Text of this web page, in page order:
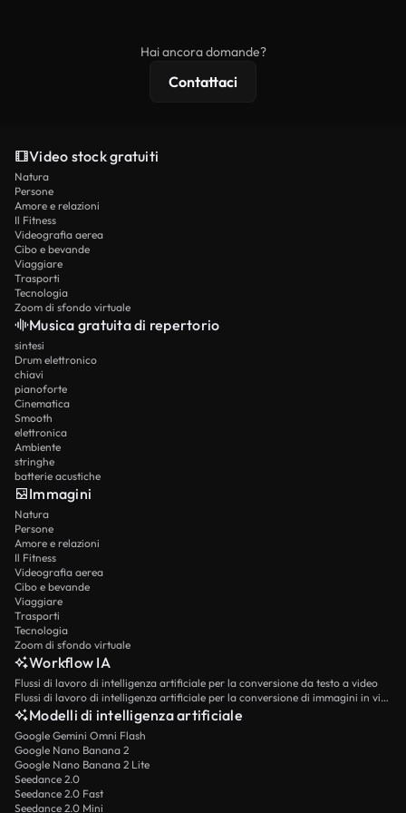
Hai ancora domande?
Contattaci
Video stock gratuiti
Natura
Persone
Amore e relazioni
Il Fitness
Videografia aerea
Cibo e bevande
Viaggiare
Trasporti
Tecnologia
Zoom di sfondo virtuale
Musica gratuita di repertorio
sintesi
Drum elettronico
chiavi
pianoforte
Cinematica
Smooth
elettronica
Ambiente
stringhe
batterie acustiche
Immagini
Natura
Persone
Amore e relazioni
Il Fitness
Videografia aerea
Cibo e bevande
Viaggiare
Trasporti
Tecnologia
Zoom di sfondo virtuale
Workflow IA
Flussi di lavoro di intelligenza artificiale per la conversione da testo a video
Flussi di lavoro di intelligenza artificiale per la conversione di immagini in video
Modelli di intelligenza artificiale
Google Gemini Omni Flash
Google Nano Banana 2
Google Nano Banana 2 Lite
Seedance 2.0
Seedance 2.0 Fast
Seedance 2.0 Mini